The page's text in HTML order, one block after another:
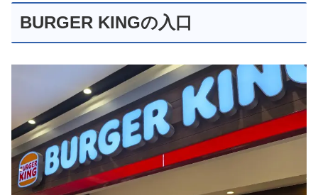
BURGER KINGの入口